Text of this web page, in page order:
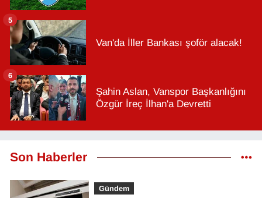
Van'da İller Bankası şoför alacak!
5
Şahin Aslan, Vanspor Başkanlığını
Özgür İreç İlhan'a Devretti
6
Son Haberler
Gündem